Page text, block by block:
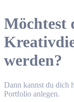
Möchtest
werden?
Dann kannst du dich
Portfolio anlegen.